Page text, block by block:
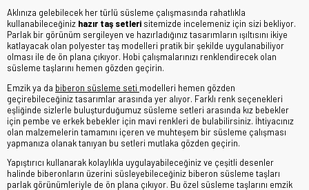
Aklınıza gelebilecek her türlü süsleme çalışmasında rahatlıkla
kullanabileceğiniz hazır taş setleri sitemizde incelemeniz için sizi bekliyor.
Parlak bir görünüm sergileyen ve hazırladığınız tasarımların ışıltısını ikiye
katlayacak olan polyester taş modelleri pratik bir şekilde uygulanabiliyor
olması ile de ön plana çıkıyor. Hobi çalışmalarınızı renklendirecek olan
süsleme taşlarını hemen gözden geçirin.
Emzik ya da biberon süsleme seti modelleri hemen gözden
geçirebileceğiniz tasarımlar arasında yer alıyor. Farklı renk seçenekleri
eşliğinde sizlerle buluşturduğumuz süsleme setleri arasında kız bebekler
için pembe ve erkek bebekler için mavi renkleri de bulabilirsiniz. İhtiyacınız
olan malzemelerin tamamını içeren ve muhteşem bir süsleme çalışması
yapmanıza olanak tanıyan bu setleri mutlaka gözden geçirin.
Yapıştırıcı kullanarak kolaylıkla uygulayabileceğiniz ve çeşitli desenler
halinde biberonların üzerini süsleyebileceğiniz biberon süsleme taşları
parlak görünümleriyle de ön plana çıkıyor. Bu özel süsleme taşlarını emzik